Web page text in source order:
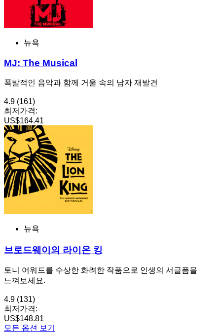
뉴욕
MJ: The Musical
폭발적인 음악과 함께 거울 속의 남자 재발견
4.9 (161)
최저가격:
US$164.41
뉴욕
브로드웨이의 라이온 킹
토니 어워드를 수상한 화려한 작품으로 인생의 서글픔을
느껴보세요.
4.9 (131)
최저가격:
US$148.81
모든 옵션 보기